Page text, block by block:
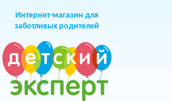
Интернет-магазин для
заботливых родителей